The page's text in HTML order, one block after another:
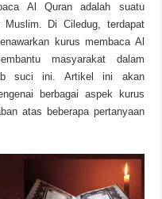
Al Quran adalah suatu
Muslim. Di Ciledug, terdapat
kurus membaca Al
masyarakat dalam
suci ini. Artikel ini akan
berbagai aspek kurus
atas beberapa pertanyaan